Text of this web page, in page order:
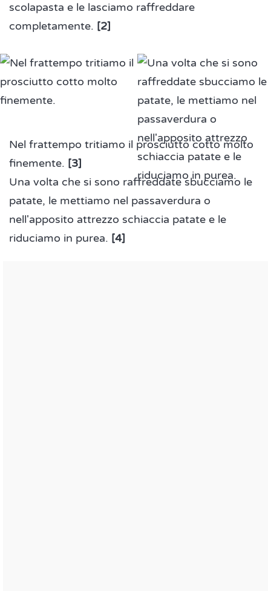
scolapasta e le lasciamo raffreddare
completamente. [2]
Nel frattempo tritiamo il prosciutto cotto molto
finemente. [3]
Una volta che si sono raffreddate sbucciamo le
patate, le mettiamo nel passaverdura o
nell'apposito attrezzo schiaccia patate e le
riduciamo in purea. [4]